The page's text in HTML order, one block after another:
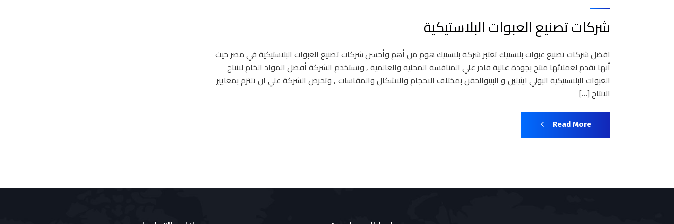
شركات تصنيع العبوات البلاستيكية
افضل شركات تصنيع عبوات بلاستيك تعتبر شركة بلاستيك هوم من أهم وأحسن شركات تصنيع العبوات البلاستيكية في مصر حيث
أنها تقدم لعملائها منتج بجودة عالية قادر علي المنافسة المحلية والعالمية , وتستخدم الشركة أفضل المواد الخام لانتاج
العبوات البلاستيكية البولي ايثيلين و البيتوالحقن بمختلف الاحجام والاشكال والمقاسات , وتحرص الشركة علي ان تلتزم بمعايير
الانتاج […]
Read More